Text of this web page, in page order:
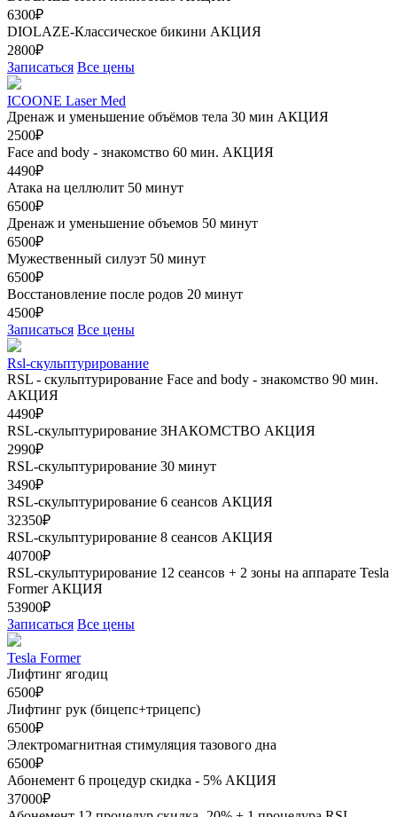
6300₽
DIOLAZE-Классическое бикини АКЦИЯ
2800₽
Записаться Все цены
ICOONE Laser Med
Дренаж и уменьшение объёмов тела 30 мин АКЦИЯ
2500₽
Face and body - знакомство 60 мин. АКЦИЯ
4490₽
Атака на целлюлит 50 минут
6500₽
Дренаж и уменьшение объемов 50 минут
6500₽
Мужественный силуэт 50 минут
6500₽
Восстановление после родов 20 минут
4500₽
Записаться Все цены
Rsl-скульптурирование
RSL - скульптурирование Face and body - знакомство 90 мин.
АКЦИЯ
4490₽
RSL-скульптурирование ЗНАКОМСТВО АКЦИЯ
2990₽
RSL-скульптурирование 30 минут
3490₽
RSL-скульптурирование 6 сеансов АКЦИЯ
32350₽
RSL-скульптурирование 8 сеансов АКЦИЯ
40700₽
RSL-скульптурирование 12 сеансов + 2 зоны на аппарате Tesla
Former АКЦИЯ
53900₽
Записаться Все цены
Tesla Former
Лифтинг ягодиц
6500₽
Лифтинг рук (бицепс+трицепс)
6500₽
Электромагнитная стимуляция тазового дна
6500₽
Абонемент 6 процедур скидка - 5% АКЦИЯ
37000₽